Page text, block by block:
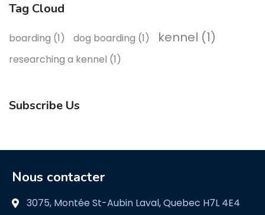
Tag Cloud
boarding (1) dog boarding (1) kennel (1)
researching a kennel (1)
Subscribe Us
Nous contacter
3075, Montée St-Aubin Laval, Quebec H7L 4E4